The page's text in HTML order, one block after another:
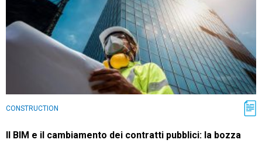
Email Marketing
Fatturazione
CONSTRUCTION
Il BIM e il cambiamento dei contratti pubblici: la bozza